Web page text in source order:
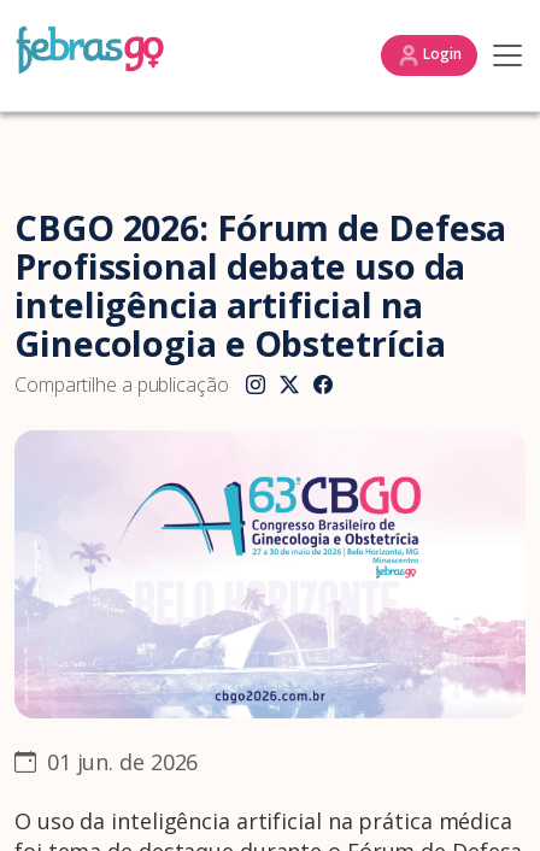
Login
CBGO 2026: Fórum de Defesa
Profissional debate uso da
inteligência artificial na
Ginecologia e Obstetrícia
Compartilhe a publicação
01 jun. de 2026
O uso da inteligência artificial na prática médica